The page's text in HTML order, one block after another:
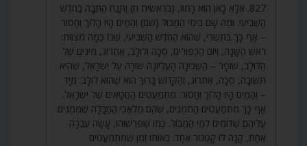
827. אֶלָּא כָּאן הוּא רָמוּז, (בראשית ח) וַתָּנַח הַתֵּבָה בַּחֹדֶשׁ
הַשְּׁבִיעִי. וּמַה שָּׁם בִּימֵי הַמַּבּוּל (שם) וְהַמַּיִם הָיוּ הָלוֹךְ וְחָסוֹר
– אַף כָּךְ בְּתִשְׁרֵי, שֶׁהוּא הַחֹדֶשׁ הַשְּׁבִיעִי, שֶׁבּוֹ כַּמָּה מִצְווֹת:
רֹאשׁ הַשָּׁנָה, וְיוֹם הַכִּפּוּרִים, סֻכָּה וְלוּלָב, אֶתְרוֹג, מִינִים שֶׁל
הַלּוּלָב, שׁוֹפָר – הַשְּׁכִינָה הָעֶלְיוֹנָה שׁוֹרָה עַל יִשְׂרָאֵל, שֶׁהִיא
תְּשׁוּבָה, סֻכָּה, אֶתְרוֹג, וְהַקָּדוֹשׁ בָּרוּךְ הוּא שֶׁהוּא לוּלָב. מִיָּד
– וְהַמַּיִם הָיוּ הָלוֹךְ וְחָסוֹר. מִתְמַעֲטִים הַחֲטָאִים שֶׁל יִשְׂרָאֵל.
אַף כָּךְ מִתְמַעֲטִים הַמְמֻנִּים, שֶׁהֵם מַלְאֲכֵי הַחַבָּלָה שֶׁמְּמֻנִּים
עֲלֵיהֶם שֶׁדּוֹמִים לְמֵי הַמַּבּוּל. כְּמוֹ שֶׁפֵּרְשׁוּהוּ, עָשָׂה עֲבֵרָה
אַחַת, קָנָה לוֹ קָטֵגוֹר אֶחָד. בְּאוֹתוֹ זְמַן שֶׁמִּתְמַעֲטִים